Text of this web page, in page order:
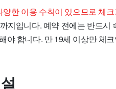
한 이용 수칙이 있으므로 체
지입니다. 예약 전에는 반드
야 합니다. 만 19세 이상만 체